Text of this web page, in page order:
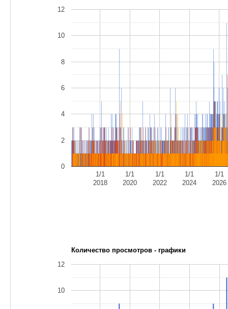
1/1
2018
1/1
2020
1/1
2022
1/1
2024
1/1
2026
0
2
4
6
8
10
12
Количество просмотров - графики
10
12